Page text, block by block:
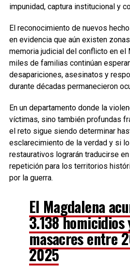
impunidad, captura institucional y
El reconocimiento de nuevos
en evidencia que aún existen
memoria judicial del conflicto en el
miles de familias continúan
desapariciones, asesinatos y
durante décadas permanecieron
En un departamento donde la
víctimas, sino también profundas
el reto sigue siendo determinar
esclarecimiento de la verdad y si
restaurativos lograrán traducirse
repetición para los territorios
por la guerra.
El Magdalena
3.138 homicidios
masacres entre
2025